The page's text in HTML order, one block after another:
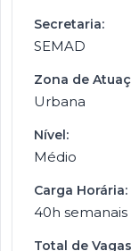
Secretaria:
SEMAD
Zona de
Urbana
Nível:
Médio
Carga Horária:
40h semanais
Total de